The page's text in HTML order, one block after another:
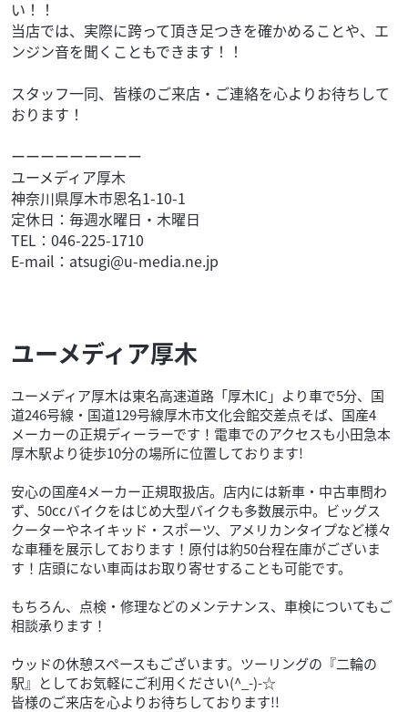
い！！
当店では、実際に跨って頂き足つきを確かめることや、エ
ンジン音を聞くこともできます！！
スタッフ一同、皆様のご来店・ご連絡を心よりお待ちして
おります！
ーーーーーーーーー
ユーメディア厚木
神奈川県厚木市恩名1-10-1
定休日：毎週水曜日・木曜日
TEL：046-225-1710
E-mail：atsugi@u-media.ne.jp
ユーメディア厚木
ユーメディア厚木は東名高速道路「厚木IC」より車で5分、国
道246号線・国道129号線厚木市文化会館交差点そば、国産4
メーカーの正規ディーラーです！電車でのアクセスも小田急本
厚木駅より徒歩10分の場所に位置しております!
安心の国産4メーカー正規取扱店。店内には新車・中古車問わ
ず、50ccバイクをはじめ大型バイクも多数展示中。ビッグス
クーターやネイキッド・スポーツ、アメリカンタイプなど様々
な車種を展示しております！原付は約50台程在庫がございま
す！店頭にない車両はお取り寄せすることも可能です。
もちろん、点検・修理などのメンテナンス、車検についてもご
相談承ります！
ウッドの休憩スペースもございます。ツーリングの『二輪の
駅』としてお気軽にご利用ください(^_-)-☆
皆様のご来店を心よりお待ちしております!!